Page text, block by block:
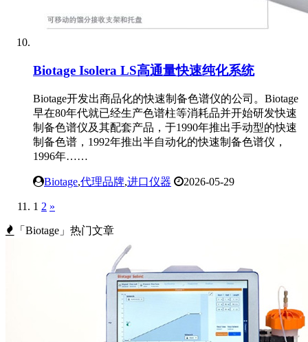
Biotage Isolera LS高通量快速纯化系统
Biotage开发出商品化的快速制备色谱仪的公司。Biotage
早在80年代就已经生产色谱柱等消耗品并开始研发快速
制备色谱仪及其配套产品，于1990年推出手动型的快速
制备色谱，1992年推出半自动化的快速制备色谱仪，
1996年……
Biotage,代理品牌,进口仪器 2026-05-29
1 2 »
「Biotage」热门文章